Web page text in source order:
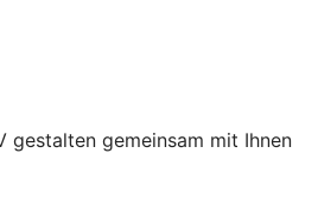
gestalten gemeinsam mit Ihnen